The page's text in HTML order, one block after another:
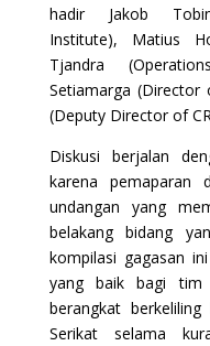
hadir Jakob
Institute), Matius
Tjandra
Setiamarga (Director
(Deputy Director of
Diskusi berjalan
karena pemaparan
undangan yang
belakang bidang
kompilasi gagasan
yang baik bagi tim
berangkat
Serikat selama